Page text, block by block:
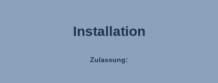
Installation
Zulassung: